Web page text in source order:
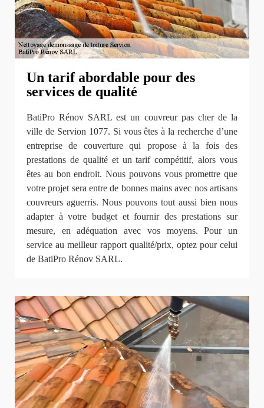
Un tarif abordable pour des
services de qualité
BatiPro Rénov SARL est un couvreur pas cher de la
ville de Servion 1077. Si vous êtes à la recherche d’une
entreprise de couverture qui propose à la fois des
prestations de qualité et un tarif compétitif, alors vous
êtes au bon endroit. Nous pouvons vous promettre que
votre projet sera entre de bonnes mains avec nos artisans
couvreurs aguerris. Nous pouvons tout aussi bien nous
adapter à votre budget et fournir des prestations sur
mesure, en adéquation avec vos moyens. Pour un
service au meilleur rapport qualité/prix, optez pour celui
de BatiPro Rénov SARL.